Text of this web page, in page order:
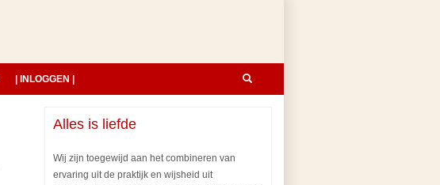
| INLOGGEN |
Alles is liefde
Wij zijn toegewijd aan het combineren van
ervaring uit de praktijk en wijsheid uit